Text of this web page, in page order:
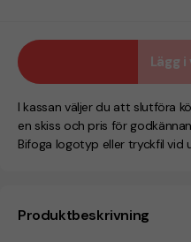
Produktbeskrivning
Lägg
I kassan väljer du att slutföra
en skiss och pris för
Bifoga logotyp eller tryckfil vid